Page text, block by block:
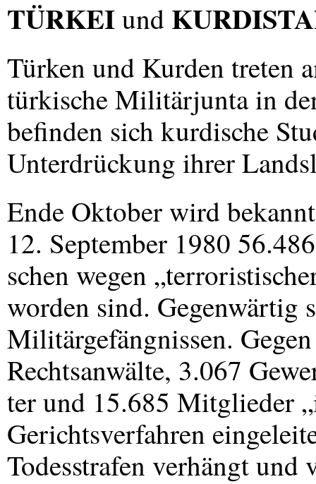
TÜRKEIund
Türken und Kurden treten
türkische Militärjunta in
befinden sich kurdische
Unterdrückung ihrer
Ende Oktober wird
12. September 1980
schen wegen
worden sind. Gegenwärtig
Militärgefängnissen.
Rechtsanwälte, 3.067
ter und 15.685 Mitglieder
Gerichtsverfahren
Todesstrafen verhängt